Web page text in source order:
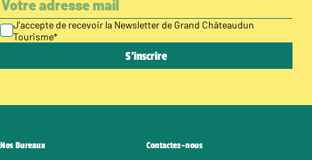
J’accepte de recevoir la Newsletter de Grand Châteaudun
Tourisme*
Nos Bureaux Contactez-nous